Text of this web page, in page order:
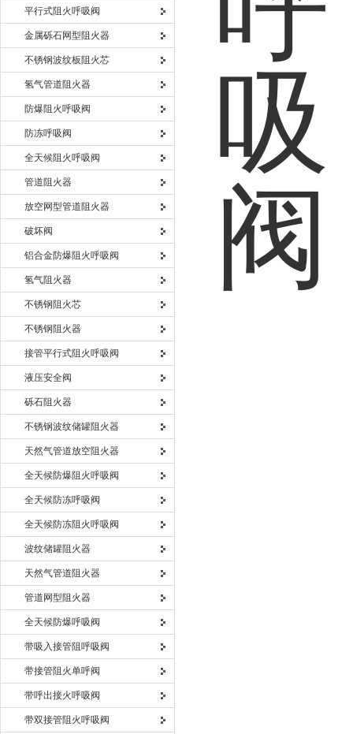
平行式阻火呼吸阀
金属砾石网型阻火器
不锈钢波纹板阻火芯
氢气管道阻火器
防爆阻火呼吸阀
防冻呼吸阀
全天候阻火呼吸阀
管道阻火器
放空网型管道阻火器
破坏阀
铝合金防爆阻火呼吸阀
氢气阻火器
不锈钢阻火芯
不锈钢阻火器
接管平行式阻火呼吸阀
液压安全阀
砾石阻火器
不锈钢波纹储罐阻火器
天然气管道放空阻火器
全天候防爆阻火呼吸阀
全天候防冻呼吸阀
全天候防冻阻火呼吸阀
波纹储罐阻火器
天然气管道阻火器
管道网型阻火器
全天候防爆呼吸阀
带吸入接管阻呼吸阀
带接管阻火单呼阀
带呼出接火呼吸阀
带双接管阻火呼吸阀